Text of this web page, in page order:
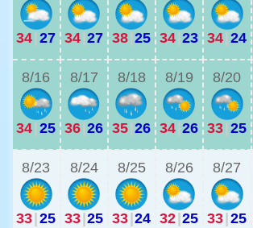
34|27 34|27 38|25 34|23 34|24
8/16
34|25
8/17
36|26
8/18
35|26
8/19
34|26
8/20
33|25
8/23
33|25
8/24
33|25
8/25
33|24
8/26
32|25
8/27
33|25